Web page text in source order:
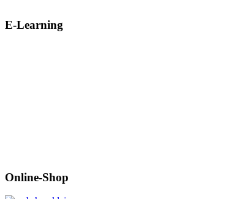
E-Learning
Online-Shop